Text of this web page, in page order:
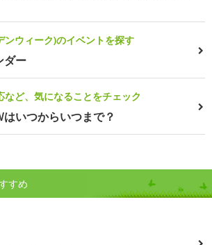
ンウィーク)のイベントを探す
ダー
ど、気になることをチェック
いつからいつまで？
すめ